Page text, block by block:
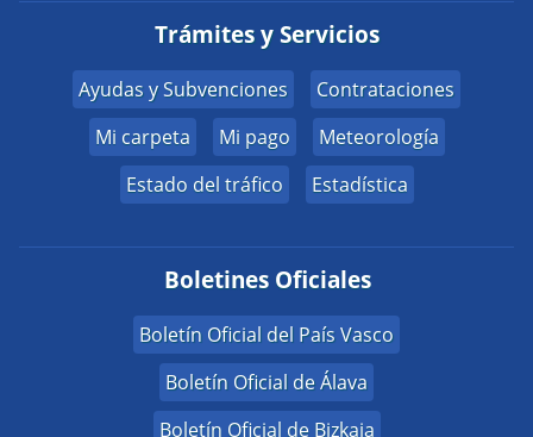
Trámites y Servicios
Ayudas y Subvenciones
Contrataciones
Mi carpeta
Mi pago
Meteorología
Estado del tráfico
Estadística
Boletines Oficiales
Boletín Oficial del País Vasco
Boletín Oficial de Álava
Boletín Oficial de Bizkaia